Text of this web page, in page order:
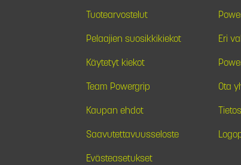
Tuotearvostelut
Pelaajien suosikkikiekot Eri
Käytetyt kiekot
Team Powergrip Ota
Kaupan ehdot
Saavutettavuusseloste
Evästeasetukset